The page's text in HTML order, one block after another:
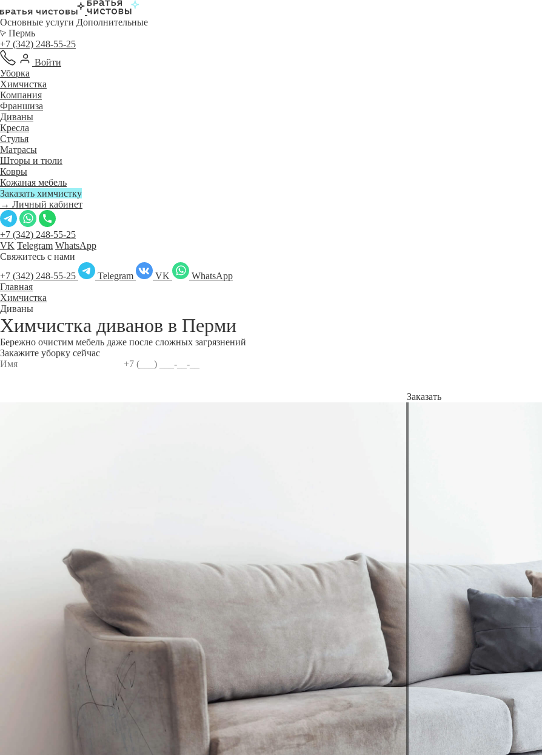
Основные услуги Дополнительные
Пермь
+7 (342) 248-55-25
Войти
Уборка
Химчистка
Компания
Франшиза
Диваны
Кресла
Стулья
Матрасы
Шторы и тюли
Ковры
Кожаная мебель
Заказать химчистку
→ Личный кабинет
+7 (342) 248-55-25
VK Telegram WhatsApp
Свяжитесь с нами
+7 (342) 248-55-25
Telegram VK
WhatsApp
Главная
Химчистка
Диваны
Химчистка диванов в Перми
Бережно очистим мебель даже после сложных загрязнений
Закажите уборку сейчас
Заказать